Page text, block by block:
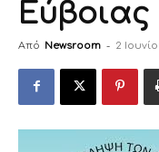
Εύβοιας
Από Newsroom - 2